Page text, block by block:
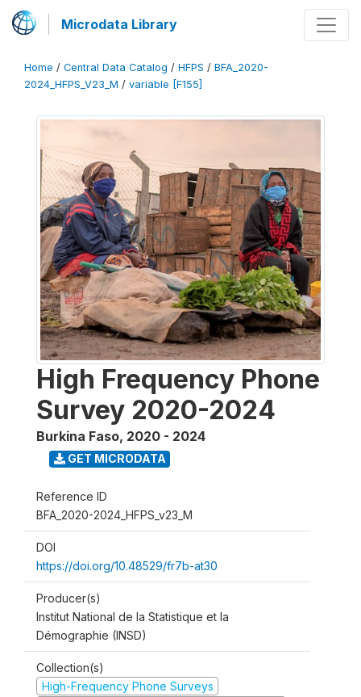
Microdata Library
Home / Central Data Catalog / HFPS / BFA_2020-
2024_HFPS_V23_M / variable [F155]
High Frequency Phone
Survey 2020-2024
Burkina Faso, 2020 - 2024
GET MICRODATA
Reference ID
BFA_2020-2024_HFPS_v23_M
DOI
https://doi.org/10.48529/fr7b-at30
Producer(s)
Institut National de la Statistique et la
Démographie (INSD)
Collection(s)
High-Frequency Phone Surveys